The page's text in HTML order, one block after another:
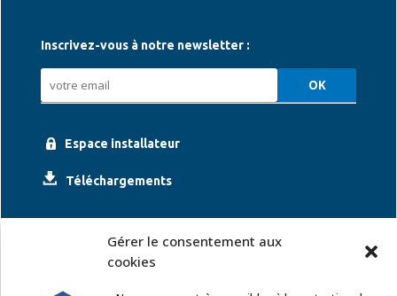
Gérer le consentement aux
cookies
Inscrivez-vous à notre newsletter :
Espace installateur
Téléchargements